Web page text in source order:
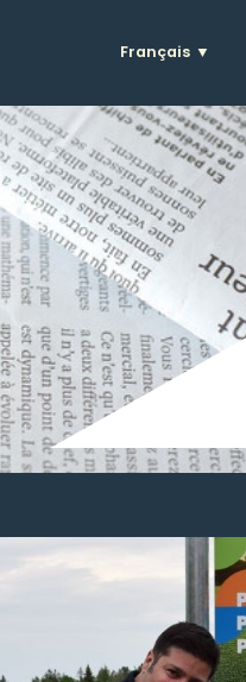
Français ▼